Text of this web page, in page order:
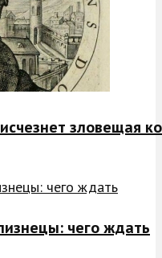
зловещая
чего ждать